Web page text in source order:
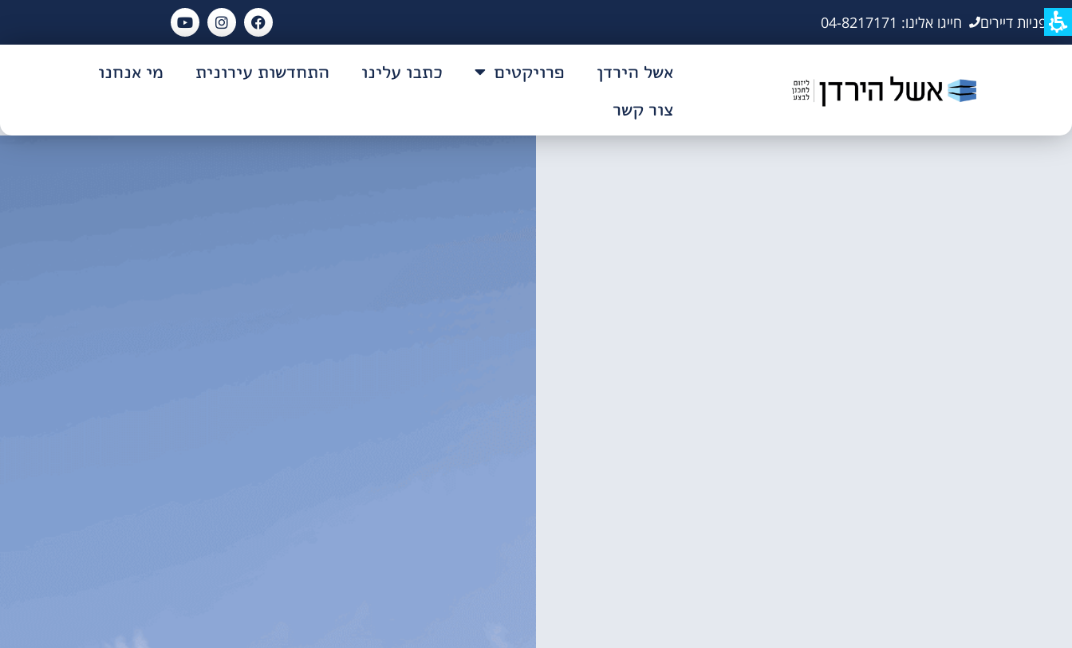
פניות דיירים חייגו אלינו: 04-8217171
אשל הירדן פרויקטים כתבו עלינו התחדשות עירונית
מי אנחנו
צור קשר